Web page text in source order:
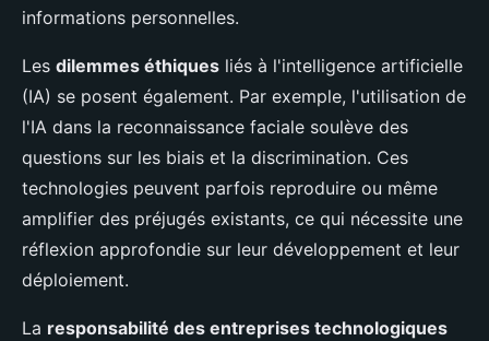
informations personnelles.
Les dilemmes éthiques liés à l'intelligence artificielle
(IA) se posent également. Par exemple, l'utilisation de
l'IA dans la reconnaissance faciale soulève des
questions sur les biais et la discrimination. Ces
technologies peuvent parfois reproduire ou même
amplifier des préjugés existants, ce qui nécessite une
réflexion approfondie sur leur développement et leur
déploiement.
La responsabilité des entreprises technologiques